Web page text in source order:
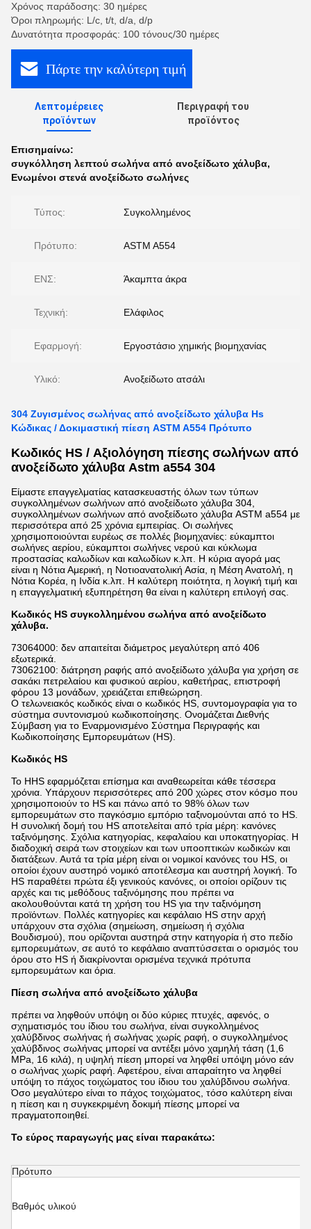
Χρόνος παράδοσης: 30 ημέρες
Όροι πληρωμής: L/c, t/t, d/a, d/p
Δυνατότητα προσφοράς: 100 τόνους/30 ημέρες
Πάρτε την καλύτερη τιμή
Λεπτομέρειες
προϊόντων
Περιγραφή του
προϊόντος
Επισημαίνω:
συγκόλληση λεπτού σωλήνα από ανοξείδωτο χάλυβα,
Ενωμένοι στενά ανοξείδωτο σωλήνες
Τύπος: Συγκολλημένος
Πρότυπο: ASTM A554
ΕΝΣ: Άκαμπτα άκρα
Τεχνική: Ελάφιλος
Εφαρμογή: Εργοστάσιο χημικής βιομηχανίας
Υλικό: Ανοξείδωτο ατσάλι
304 Ζυγισμένος σωλήνας από ανοξείδωτο χάλυβα Hs
Κώδικας / Δοκιμαστική πίεση ASTM A554 Πρότυπο
Κωδικός HS / Αξιολόγηση πίεσης σωλήνων από
ανοξείδωτο χάλυβα Astm a554 304
Είμαστε επαγγελματίας κατασκευαστής όλων των τύπων
συγκολλημένων σωλήνων από ανοξείδωτο χάλυβα 304,
συγκολλημένων σωλήνων από ανοξείδωτο χάλυβα ASTM a554 με
περισσότερα από 25 χρόνια εμπειρίας. Οι σωλήνες
χρησιμοποιούνται ευρέως σε πολλές βιομηχανίες: εύκαμπτοι
σωλήνες αερίου, εύκαμπτοι σωλήνες νερού και κύκλωμα
προστασίας καλωδίων και καλωδίων κ.λπ. Η κύρια αγορά μας
είναι η Νότια Αμερική, η Νοτιοανατολική Ασία, η Μέση Ανατολή, η
Νότια Κορέα, η Ινδία κ.λπ. Η καλύτερη ποιότητα, η λογική τιμή και
η επαγγελματική εξυπηρέτηση θα είναι η καλύτερη επιλογή σας.
Κωδικός HS συγκολλημένου σωλήνα από ανοξείδωτο
χάλυβα.
73064000: δεν απαιτείται διάμετρος μεγαλύτερη από 406
εξωτερικά.
73062100: διάτρηση ραφής από ανοξείδωτο χάλυβα για χρήση σε
σακάκι πετρελαίου και φυσικού αερίου, καθετήρας, επιστροφή
φόρου 13 μονάδων, χρειάζεται επιθεώρηση.
Ο τελωνειακός κωδικός είναι ο κωδικός HS, συντομογραφία για το
σύστημα συντονισμού κωδικοποίησης. Ονομάζεται Διεθνής
Σύμβαση για το Εναρμονισμένο Σύστημα Περιγραφής και
Κωδικοποίησης Εμπορευμάτων (HS).
Κωδικός HS
Το HHS εφαρμόζεται επίσημα και αναθεωρείται κάθε τέσσερα
χρόνια. Υπάρχουν περισσότερες από 200 χώρες στον κόσμο που
χρησιμοποιούν το HS και πάνω από το 98% όλων των
εμπορευμάτων στο παγκόσμιο εμπόριο ταξινομούνται από το HS.
Η συνολική δομή του HS αποτελείται από τρία μέρη: κανόνες
ταξινόμησης. Σχόλια κατηγορίας, κεφαλαίου και υποκατηγορίας. Η
διαδοχική σειρά των στοιχείων και των υποοπτικών κωδικών και
διατάξεων. Αυτά τα τρία μέρη είναι οι νομικοί κανόνες του HS, οι
οποίοι έχουν αυστηρό νομικό αποτέλεσμα και αυστηρή λογική. Το
HS παραθέτει πρώτα έξι γενικούς κανόνες, οι οποίοι ορίζουν τις
αρχές και τις μεθόδους ταξινόμησης που πρέπει να
ακολουθούνται κατά τη χρήση του HS για την ταξινόμηση
προϊόντων. Πολλές κατηγορίες και κεφάλαιο HS στην αρχή
υπάρχουν στα σχόλια (σημείωση, σημείωση ή σχόλια
Βουδισμού), που ορίζονται αυστηρά στην κατηγορία ή στο πεδίο
εμπορευμάτων, σε αυτό το κεφάλαιο αναπτύσσεται ο ορισμός του
όρου στο HS ή διακρίνονται ορισμένα τεχνικά πρότυπα
εμπορευμάτων και όρια.
Πίεση σωλήνα από ανοξείδωτο χάλυβα
πρέπει να ληφθούν υπόψη οι δύο κύριες πτυχές, αφενός, ο
σχηματισμός του ίδιου του σωλήνα, είναι συγκολλημένος
χαλύβδινος σωλήνας ή σωλήνας χωρίς ραφή, ο συγκολλημένος
χαλύβδινος σωλήνας μπορεί να αντέξει μόνο χαμηλή τάση (1,6
MPa, 16 κιλά), η υψηλή πίεση μπορεί να ληφθεί υπόψη μόνο εάν
ο σωλήνας χωρίς ραφή. Αφετέρου, είναι απαραίτητο να ληφθεί
υπόψη το πάχος τοιχώματος του ίδιου του χαλύβδινου σωλήνα.
Όσο μεγαλύτερο είναι το πάχος τοιχώματος, τόσο καλύτερη είναι
η πίεση και η συγκεκριμένη δοκιμή πίεσης μπορεί να
πραγματοποιηθεί.
Το εύρος παραγωγής μας είναι παρακάτω:
Πρότυπο
Βαθμός υλικού